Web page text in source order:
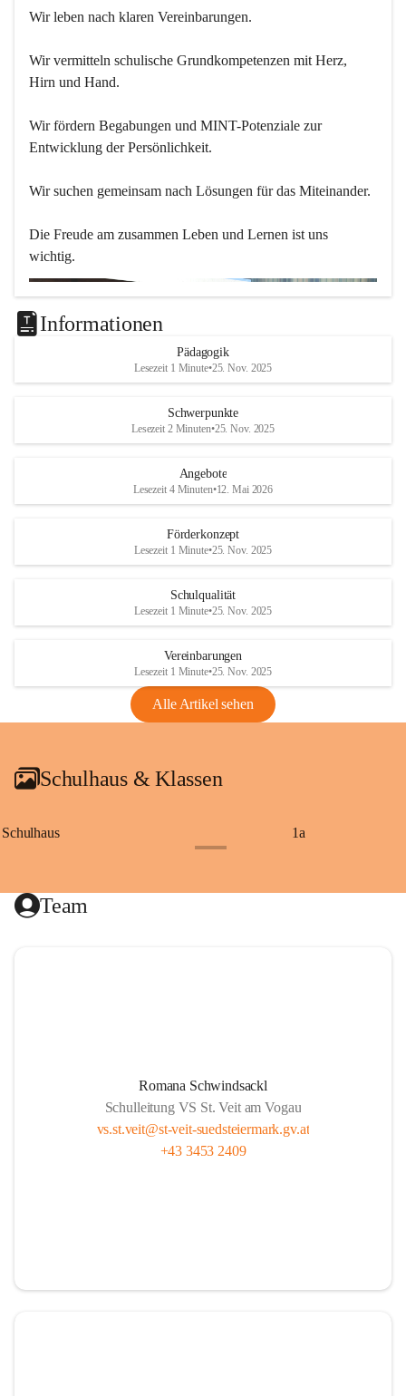
Wir leben nach klaren Vereinbarungen.
Wir vermitteln schulische Grundkompetenzen mit Herz,
Hirn und Hand.
Wir fördern Begabungen und MINT-Potenziale zur
Entwicklung der Persönlichkeit.
Wir suchen gemeinsam nach Lösungen für das Miteinander.
Die Freude am zusammen Leben und Lernen ist uns
wichtig.
Informationen
Pädagogik
Lesezeit 1 Minute•25. Nov. 2025
Schwerpunkte
Lesezeit 2 Minuten•25. Nov. 2025
Angebote
Lesezeit 4 Minuten•12. Mai 2026
Förderkonzept
Lesezeit 1 Minute•25. Nov. 2025
Schulqualität
Lesezeit 1 Minute•25. Nov. 2025
Vereinbarungen
Lesezeit 1 Minute•25. Nov. 2025
Alle Artikel sehen
Schulhaus & Klassen
Schulhaus 1a
Team
Romana Schwindsackl
Schulleitung VS St. Veit am Vogau
vs.st.veit@st-veit-suedsteiermark.gv.at
+43 3453 2409